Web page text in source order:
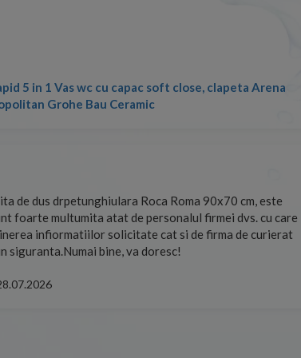
5 in 1 Vas wc cu capac soft close, clapeta Arena
Grohe Bau Ceramic
de dus drpetunghiulara Roca Roma 90x70 cm, este
foarte multumita atat de personalul firmei dvs. cu care
infiormatiilor solicitate cat si de firma de curierat
siguranta.Numai bine, va doresc!